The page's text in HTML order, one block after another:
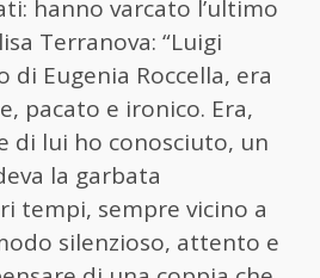
hanno varcato l’ultimo
Terranova: “Luigi
di Eugenia Roccella, era
pacato e ironico. Era,
di lui ho conosciuto, un
la garbata
tempi, sempre vicino a
silenzioso, attento e